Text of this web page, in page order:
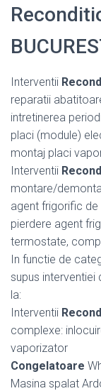
Interventii
reparatii
intretinerea
placi (module)
montaj placi
Interventii
montare/
agent frigorific
pierdere agent
termostate,
In functie de
supus
la:
Interventii
complexe:
vaporizator
Congelatoare
Masina spalat